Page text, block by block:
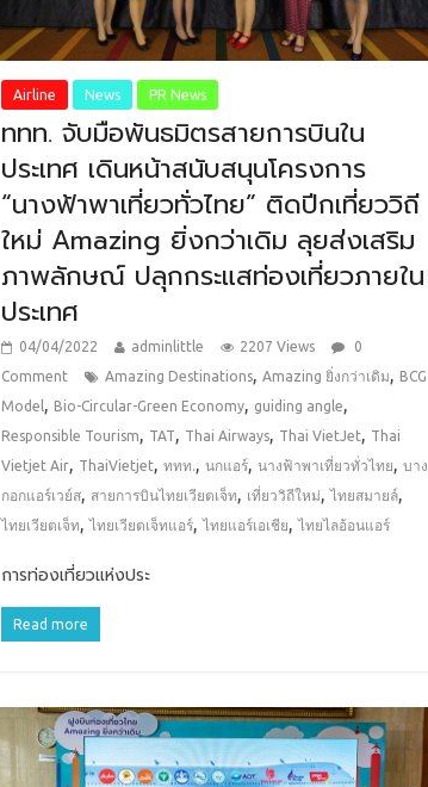
Airline News PR News
ททท. จับมือพันธมิตรสายการบินใน
ประเทศ เดินหน้าสนับสนุนโครงการ
“นางฟ้าพาเที่ยวทั่วไทย” ติดปีกเที่ยววิถี
ใหม่ Amazing ยิ่งกว่าเดิม ลุยส่งเสริม
ภาพลักษณ์ ปลุกกระแสท่องเที่ยวภายใน
ประเทศ
04/04/2022 adminlittle 2207 Views
0
Comment
Amazing Destinations,Amazing ยิ่งกว่าเดิม, BCG
Model , Bio-Circular-Green Economy, guiding angle,
Responsible Tourism, TAT, Thai Airways, Thai VietJet, Thai
Vietjet Air, ThaiVietjet,ททท.,นกแอร์,นางฟ้าพาเที่ยวทั่วไทย,บาง
กอกแอร์เวย์ส, สายการบินไทยเวียตเจ็ท, เที่ยววิถีใหม่,ไทยสมายล์,
ไทยเวียตเจ็ท,ไทยเวียตเจ็ทแอร์,ไทยแอร์เอเชีย,ไทยไลอ้อนแอร์
การท่องเที่ยวแห่งประ
Read more